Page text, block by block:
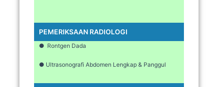
PEMERIKSAAN RADIOLOGI
● Rontgen Dada
● Ultrasonografi Abdomen Lengkap & Panggul